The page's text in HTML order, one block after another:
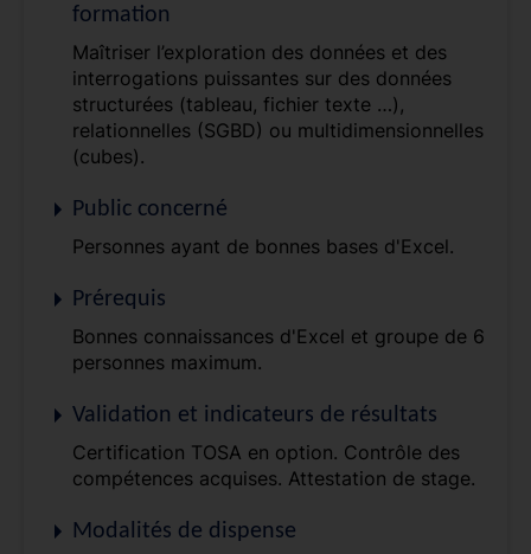
formation
Maîtriser l’exploration des données et des
interrogations puissantes sur des données
structurées (tableau, fichier texte …),
relationnelles (SGBD) ou multidimensionnelles
(cubes).
Public concerné
Personnes ayant de bonnes bases d'Excel.
Prérequis
Bonnes connaissances d'Excel et groupe de 6
personnes maximum.
Validation et indicateurs de résultats
Certification TOSA en option. Contrôle des
compétences acquises. Attestation de stage.
Modalités de dispense